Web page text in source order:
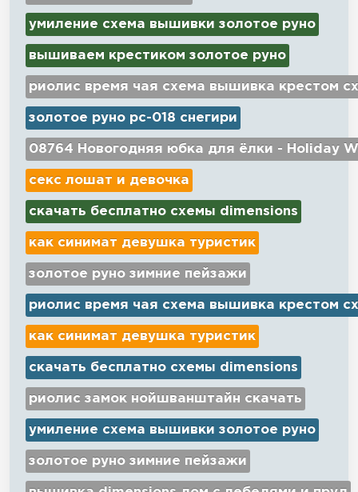
умиление схема вышивки золотое руно
вышиваем крестиком золотое руно
риолис время чая схема вышивка крестом
золотое руно рс-018 снегири
08764 Новогодняя юбка для ёлки - Holiday
секс лошат и девочка
скачать бесплатно схемы dimensions
как синимат девушка туристик
золотое руно зимние пейзажи
риолис время чая схема вышивка крестом
как синимат девушка туристик
скачать бесплатно схемы dimensions
риолис замок нойшванштайн скачать
умиление схема вышивки золотое руно
золотое руно зимние пейзажи